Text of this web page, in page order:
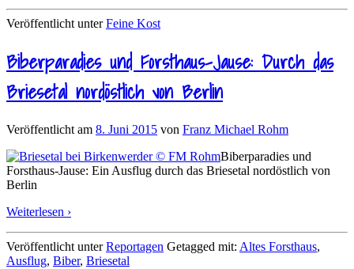
Veröffentlicht unterFeine Kost
Biberparadies und Forsthaus-Jause: Durch das
Briesetal nordöstlich von Berlin
Veröffentlicht am 8. Juni 2015 von Franz Michael Rohm
Biberparadies und
Forsthaus-Jause: Ein Ausflug durch das Briesetal nordöstlich von
Berlin
Weiterlesen ›
Veröffentlicht unterReportagen Getagged mit: Altes Forsthaus,
Ausflug, Biber, Briesetal